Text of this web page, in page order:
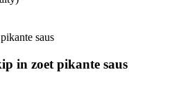
in zoet pikante saus